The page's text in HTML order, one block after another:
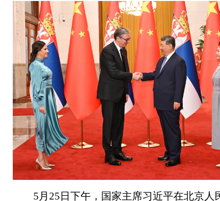
5月25日下午，国家主席习近平在北京